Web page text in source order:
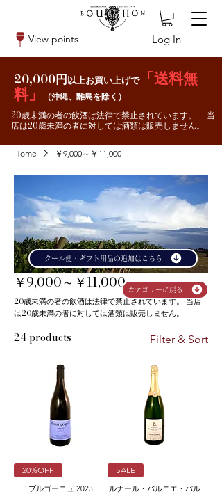
View points Log In
20,000円以上お買い上げで「送料無
料」
（沖縄、離島を除く）
20歳未満の者の飲酒は法律で禁止されています。 当
店は20歳未満の者に対しては酒類は販売しません。
Home ￥9,000～￥11,000
￥9,000～￥11,000
20歳未満の者の飲酒は法律で禁止されています。 当店
は20歳未満の者に対しては酒類は販売しません。
24 products Filter & Sort
20%OFF
ブルゴーニュ 2023
SALE
ルナール・バルニエ・パル
クール便・ギフト用品の追加はこちら
カテゴリーに戻る